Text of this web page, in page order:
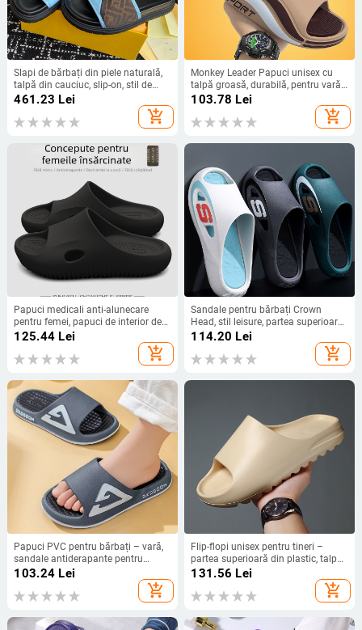
Slapi de bărbați din piele naturală,
talpă din cauciuc, slip-on, stil de
relaxare, vara 2025
461.23 Lei
add_shopping_cart
Monkey Leader Papuci unisex cu
talpă groasă, durabilă, pentru vară,
interior și exterior
103.78 Lei
add_shopping_cart
Papuci medicali anti-alunecare
pentru femei, papuci de interior de
vară, cu susținere a arcului, ușori
pentru picioare și cu protecție
împotriva mirosurilor
125.44 Lei
add_shopping_cart
Sandale pentru bărbați Crown
Head, stil leisure, partea superioară
PVC și talpă PVC, talpă turnată prin
114.20 Lei
add_shopping_cart
Papuci PVC pentru bărbați – vară,
sandale antiderapante pentru
interior/exterior, talpă PVC turnată
103.24 Lei
add_shopping_cart
Flip-flopi unisex pentru tineri –
partea superioară din plastic, talpă
din cauciuc, deget deschis,
131.56 Lei
add_shopping_cart